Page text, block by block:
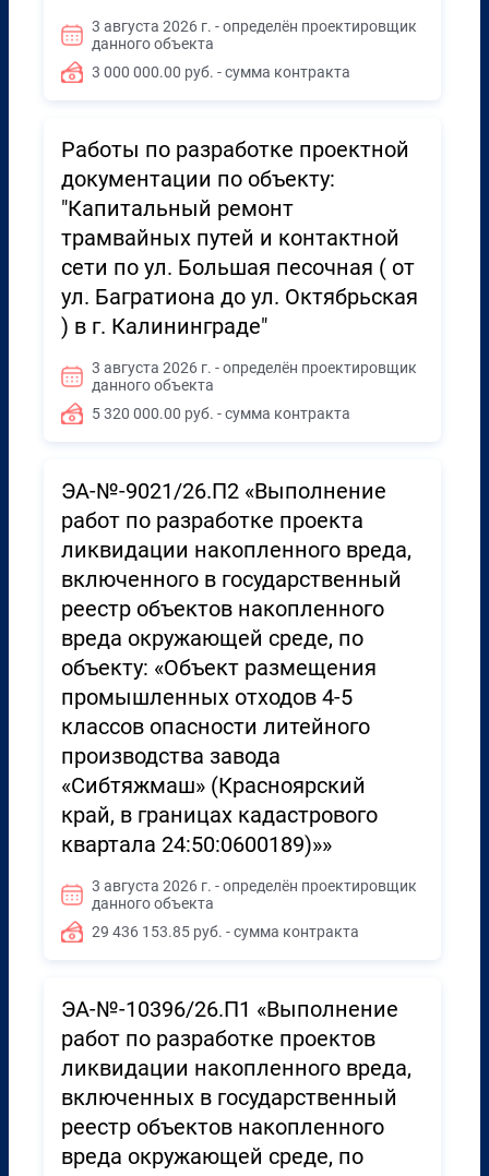
3 августа 2026 г. - определён проектировщик
данного объекта
3 000 000.00 руб. - сумма контракта
Работы по разработке проектной
документации по объекту:
"Капитальный ремонт
трамвайных путей и контактной
сети по ул. Большая песочная ( от
ул. Багратиона до ул. Октябрьская
) в г. Калининграде"
3 августа 2026 г. - определён проектировщик
данного объекта
5 320 000.00 руб. - сумма контракта
ЭА-№-9021/26.П2 «Выполнение
работ по разработке проекта
ликвидации накопленного вреда,
включенного в государственный
реестр объектов накопленного
вреда окружающей среде, по
объекту: «Объект размещения
промышленных отходов 4-5
классов опасности литейного
производства завода
«Сибтяжмаш» (Красноярский
край, в границах кадастрового
квартала 24:50:0600189)»»
3 августа 2026 г. - определён проектировщик
данного объекта
29 436 153.85 руб. - сумма контракта
ЭА-№-10396/26.П1 «Выполнение
работ по разработке проектов
ликвидации накопленного вреда,
включенных в государственный
реестр объектов накопленного
вреда окружающей среде, по